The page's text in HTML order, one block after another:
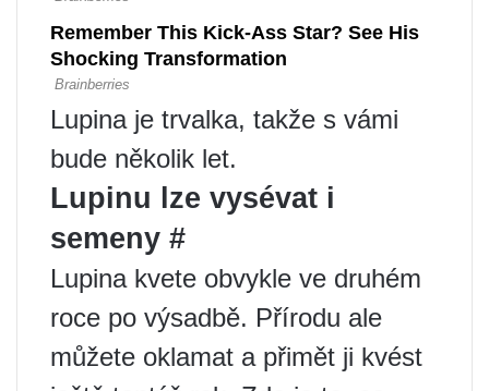
Lupina je trvalka, takže s vámi
bude několik let.
Lupinu lze vysévat i
semeny #
Lupina kvete obvykle ve druhém
roce po výsadbě. Přírodu ale
můžete oklamat a přimět ji kvést